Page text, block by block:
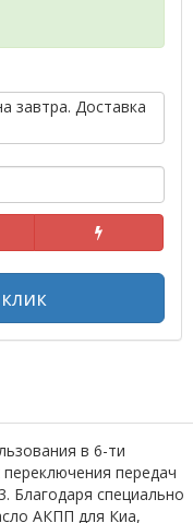
завтра. Доставка
в 6-ти
передач
Благодаря специально
АКПП для Киа,